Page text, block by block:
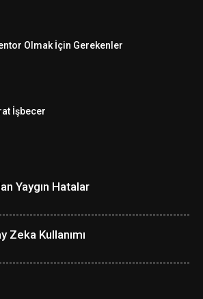
Olmak İçin Gerekenler
İşbecer
Yaygın Hatalar
Zeka Kullanımı